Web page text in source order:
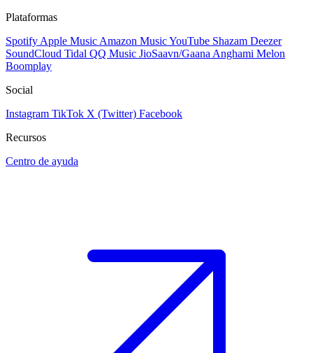
Plataformas
Spotify Apple Music Amazon MusicYouTube Shazam Deezer
SoundCloud Tidal QQ Music JioSaavn/Gaana Anghami Melon
Boomplay
Social
Instagram TikTok X (Twitter) Facebook
Recursos
Centro de ayuda